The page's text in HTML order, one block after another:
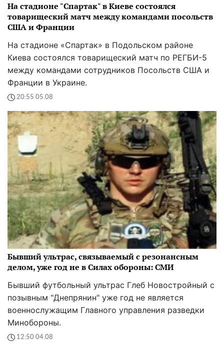
На стадионе "Спартак" в Киеве состоялся
товарищеский матч между командами посольств
США и Франции
На стадионе «Спартак» в Подольском районе
Киева состоялся товарищеский матч по РЕГБИ-5
между командами сотрудников Посольств США и
Франции в Украине.
20:55 05.08
Бывший ультрас, связываемый с резонансным
делом, уже год не в Силах обороны: СМИ
Бывший футбольный ультрас Глеб Новостройный с
позывным "Днепрянин" уже год не является
военнослужащим Главного управления разведки
Минобороны.
12:50 04.08